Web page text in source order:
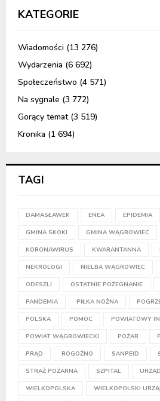
KATEGORIE
Wiadomości (13 276)
Wydarzenia (6 692)
Społeczeństwo (4 571)
Na sygnale (3 772)
Gorący temat(3 519)
Kronika (1 694)
TAGI
DAMASŁAWEK ENEA EPIDEMIA
GMINA SKOKI GMINA WĄGROWIEC
KORONAWIRUS KWARANTANNA
NEKROLOGI NIELBA WĄGROWIEC
ODESZLI OSTATNIE POŻEGNANIE
PANDEMIA PIŁKA NOŻNA
POLSKA POMOC POWIATOWY
POWIAT WĄGROWIECKI POŻAR
PRĄD ROGOŹNO SANPEID
STRAŻ POŻARNA SZPITAL
WIELKOPOLSKA WIELKOPOLSKI